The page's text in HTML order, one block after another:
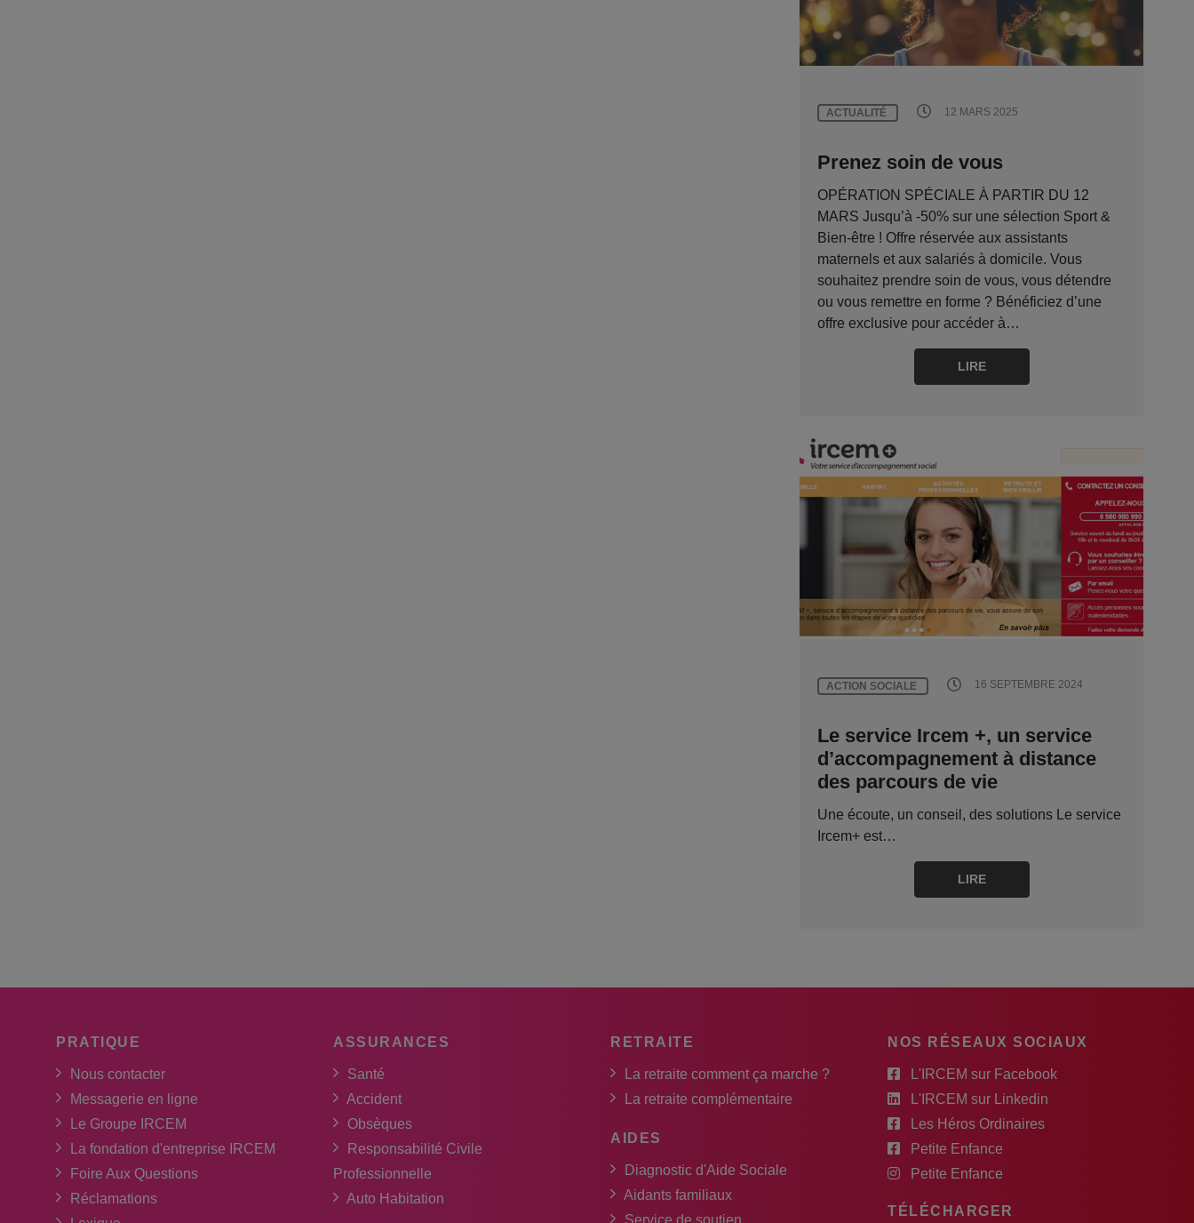
ACTUALITÉ 12 MARS 2025
Prenez soin de vous
OPÉRATION SPÉCIALE À PARTIR DU 12
MARS Jusqu’à -50% sur une sélection Sport &
Bien-être ! Offre réservée aux assistants
maternels et aux salariés à domicile. Vous
souhaitez prendre soin de vous, vous détendre
ou vous remettre en forme ? Bénéficiez d’une
offre exclusive pour accéder à…
LIRE
ACTION SOCIALE 16 SEPTEMBRE 2024
Le service Ircem +, un service
d’accompagnement à distance
des parcours de vie
Une écoute, un conseil, des solutions Le service
Ircem+ est…
LIRE
PRATIQUE
Nous contacter
Messagerie en ligne
Le Groupe IRCEM
La fondation d'entreprise IRCEM
Foire Aux Questions
Réclamations
ASSURANCES
Santé
Accident
Obsèques
Responsabilité Civile
Professionnelle
Auto Habitation
RETRAITE
La retraite comment ça marche ?
La retraite complémentaire
AIDES
Diagnostic d'Aide Sociale
Aidants familiaux
Service de soutien
NOS RÉSEAUX SOCIAUX
L'IRCEM sur Facebook
L'IRCEM sur Linkedin
Les Héros Ordinaires
Petite Enfance
Petite Enfance
TÉLÉCHARGER